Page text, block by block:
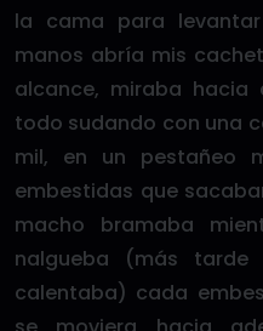
la cama para
manos abría mis
alcance, miraba
todo sudando con una
mil, en un pestañeo
embestidas que
macho bramaba
nalgueba (más
calentaba) cada